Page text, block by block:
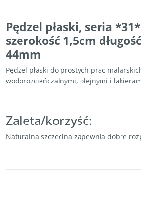
Pędzel płaski, seria
szerokość 1,5cm
44mm
Pędzel płaski do prostych prac
wodorozcieńczalnymi, olejnymi i
Zaleta/korzyść:
Naturalna szczecina zapewnia dobre